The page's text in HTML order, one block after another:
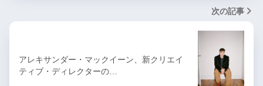
次の記事
アレキサンダー・マックイーン、新クリエイ
ティブ・ディレクターの…